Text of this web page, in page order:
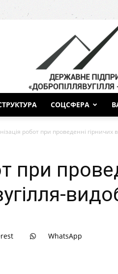
СОЦСФЕРА
робот при проведенні гірничих
при
WhatsApp